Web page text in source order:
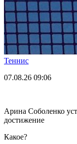
Теннис
07.08.26 09:06
Арина Соболенко
достижение
Какое?